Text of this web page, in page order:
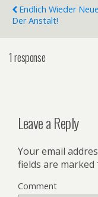
Endlich Wieder
Der Anstalt!
1 response
Leave a Reply
Your email
fields are marked
Comment